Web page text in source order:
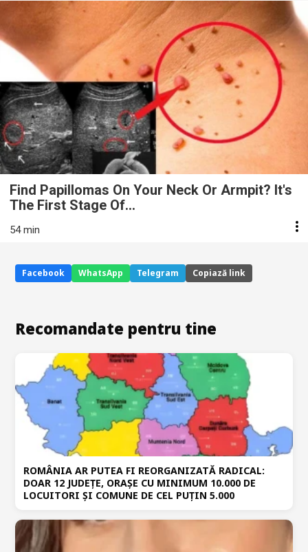
Find Papillomas On Your Neck Or Armpit? It's
The First Stage Of...
54 min
Facebook WhatsApp Telegram Copiază link
Recomandate pentru tine
ROMÂNIA AR PUTEA FI REORGANIZATĂ RADICAL:
DOAR 12 JUDEȚE, ORAȘE CU MINIMUM 10.000 DE
LOCUITORI ȘI COMUNE DE CEL PUȚIN 5.000